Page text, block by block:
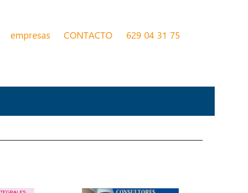
empresas CONTACTO 629 04 31 75